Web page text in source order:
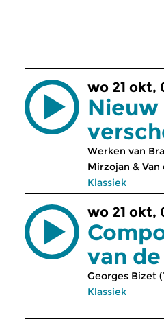
wo 21 okt,
Nieuw
Werken van
Mirzojan & Van
Klassiek
wo 21 okt,
van
Georges Bizet
Klassiek